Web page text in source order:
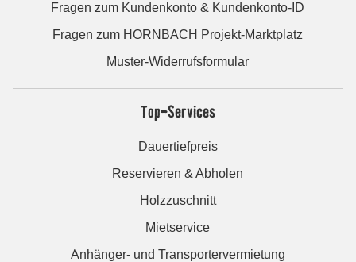
Fragen zum Kundenkonto & Kundenkonto-ID
Fragen zum HORNBACH Projekt-Marktplatz
Muster-Widerrufsformular
Top-Services
Dauertiefpreis
Reservieren & Abholen
Holzzuschnitt
Mietservice
Anhänger- und Transportervermietung